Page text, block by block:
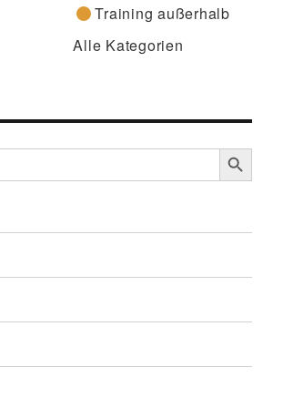
Training außerhalb
Alle Kategorien
SEARCH